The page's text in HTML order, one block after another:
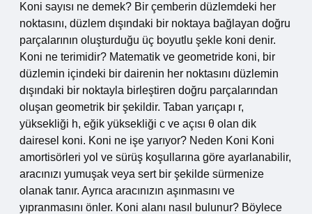
Koni sayısı ne demek? Bir çemberin düzlemdeki her
noktasını, düzlem dışındaki bir noktaya bağlayan doğru
parçalarının oluşturduğu üç boyutlu şekle koni denir.
Koni ne terimidir? Matematik ve geometride koni, bir
düzlemin içindeki bir dairenin her noktasını düzlemin
dışındaki bir noktayla birleştiren doğru parçalarından
oluşan geometrik bir şekildir. Taban yarıçapı r,
yüksekliği h, eğik yüksekliği c ve açısı θ olan dik
dairesel koni. Koni ne işe yarıyor? Neden Koni Koni
amortisörleri yol ve sürüş koşullarına göre ayarlanabilir,
aracınızı yumuşak veya sert bir şekilde sürmenize
olanak tanır. Ayrıca aracınızın aşınmasını ve
yıpranmasını önler. Koni alanı nasıl bulunur? Böylece